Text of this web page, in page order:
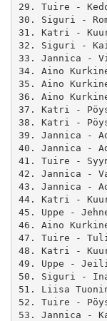
29. Tuire -
30. Siguri -
31. Katri -
32. Siguri -
33. Jannica -
34. Aino
35. Aino
36. Aino
37. Katri -
38. Katri -
39. Jannica -
40. Jannica -
41. Tuire -
42. Jannica -
43. Jannica -
44. Katri -
45. Uppe -
46. Aino
47. Tuire -
48. Katri -
49. Uppe -
50. Siguri -
51. Liisa
52. Tuire -
53. Jannica -